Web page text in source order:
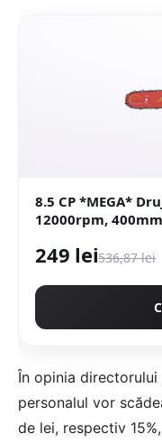
8.5 CP *MEGA*
12000rpm,
249 lei536,87 lei
În opinia
personalul vor
de lei, respectiv